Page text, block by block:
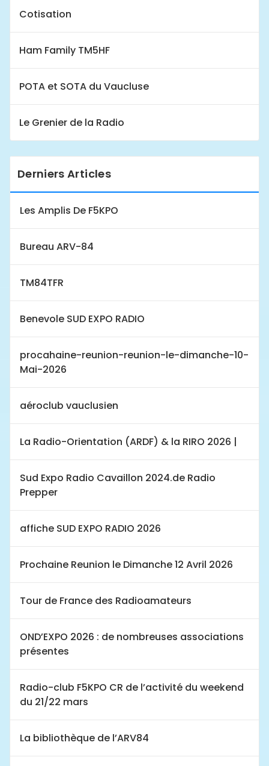
Cotisation
Ham Family TM5HF
POTA et SOTA du Vaucluse
Le Grenier de la Radio
Derniers Articles
Les Amplis De F5KPO
Bureau ARV-84
TM84TFR
Benevole SUD EXPO RADIO
procahaine-reunion-reunion-le-dimanche-10-
Mai-2026
aéroclub vauclusien
La Radio-Orientation (ARDF) & la RIRO 2026 |
Sud Expo Radio Cavaillon 2024.de Radio
Prepper
affiche SUD EXPO RADIO 2026
Prochaine Reunion le Dimanche 12 Avril 2026
Tour de France des Radioamateurs
OND’EXPO 2026 : de nombreuses associations
présentes
Radio-club F5KPO CR de l’activité du weekend
du 21/22 mars
La bibliothèque de l’ARV84